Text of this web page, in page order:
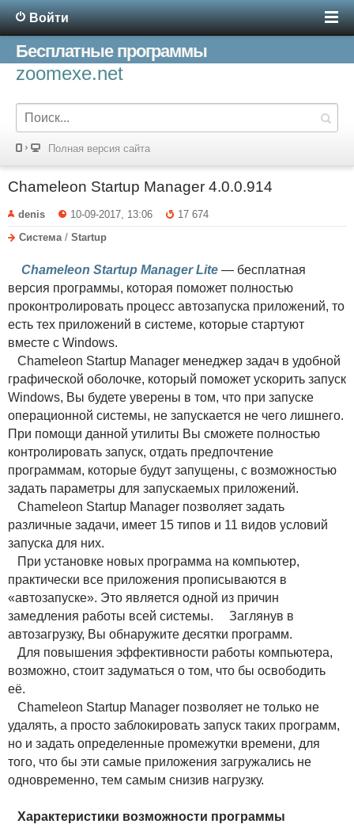
Войти
Бесплатные программы
zoomexe.net
Полная версия сайта
Chameleon Startup Manager 4.0.0.914
denis 10-09-2017, 13:06
17 674
Система / Startup
Chameleon Startup Manager Lite — бесплатная
версия программы, которая поможет полностью
проконтролировать процесс автозапуска приложений, то
есть тех приложений в системе, которые стартуют
вместе с Windows.
Chameleon Startup Manager менеджер задач в удобной
графической оболочке, который поможет ускорить запуск
Windows, Вы будете уверены в том, что при запуске
операционной системы, не запускается не чего лишнего.
При помощи данной утилиты Вы сможете полностью
контролировать запуск, отдать предпочтение
программам, которые будут запущены, с возможностью
задать параметры для запускаемых приложений.
Chameleon Startup Manager позволяет задать
различные задачи, имеет 15 типов и 11 видов условий
запуска для них.
При установке новых программа на компьютер,
практически все приложения прописываются в
«автозапуске». Это является одной из причин
замедления работы всей системы. Заглянув в
автозагрузку, Вы обнаружите десятки программ.
Для повышения эффективности работы компьютера,
возможно, стоит задуматься о том, что бы освободить
её.
Chameleon Startup Manager позволяет не только не
удалять, а просто заблокировать запуск таких программ,
но и задать определенные промежутки времени, для
того, что бы эти самые приложения загружались не
одновременно, тем самым снизив нагрузку.
Характеристики возможности программы